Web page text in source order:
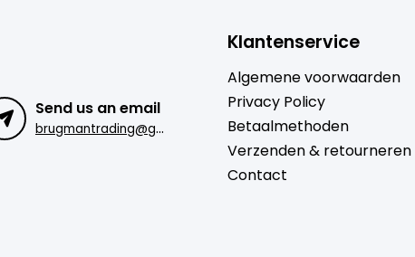
Send us an email
b
rugmantrading@gmail.com
Klantenservice
Algemene voorwaarden
Privacy Policy
Betaalmethoden
Verzenden & retourneren
Contact